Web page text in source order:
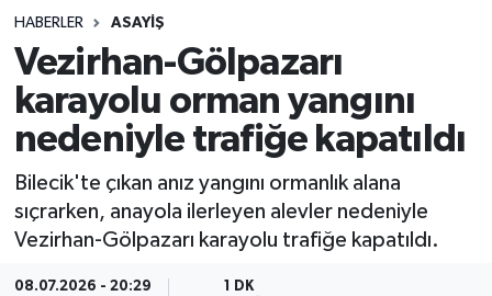
HABERLER ASAYIŞ
Vezirhan-Gölpazarı
karayolu orman yangını
nedeniyle trafiğe kapatıldı
Bilecik'te çıkan anız yangını ormanlık alana
sıçrarken, anayola ilerleyen alevler nedeniyle
Vezirhan-Gölpazarı karayolu trafiğe kapatıldı.
08.07.2026 - 20:29 1 DK
Spor
Teknoloji
Yaşam